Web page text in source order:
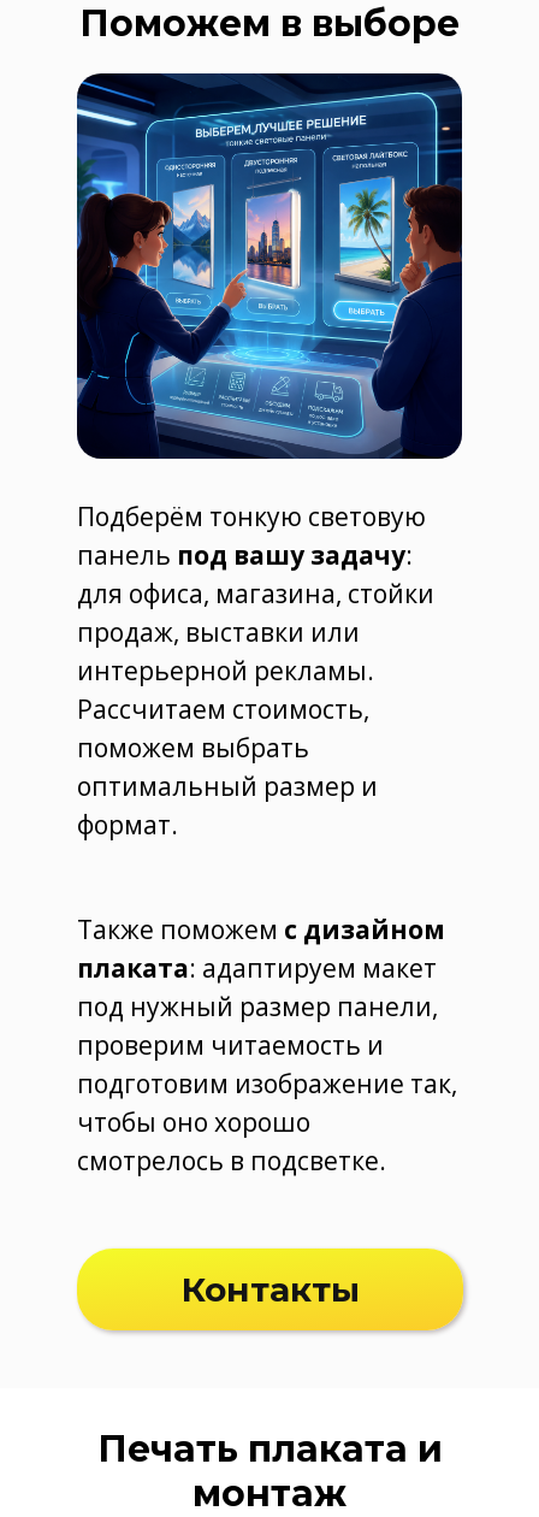
Поможем в выборе
Подберём тонкую световую
панель под вашу задачу:
для офиса, магазина, стойки
продаж, выставки или
интерьерной рекламы.
Рассчитаем стоимость,
поможем выбрать
оптимальный размер и
формат.
Также поможем с дизайном
плаката: адаптируем макет
под нужный размер панели,
проверим читаемость и
подготовим изображение так,
чтобы оно хорошо
смотрелось в подсветке.
Контакты
Печать плаката и
монтаж